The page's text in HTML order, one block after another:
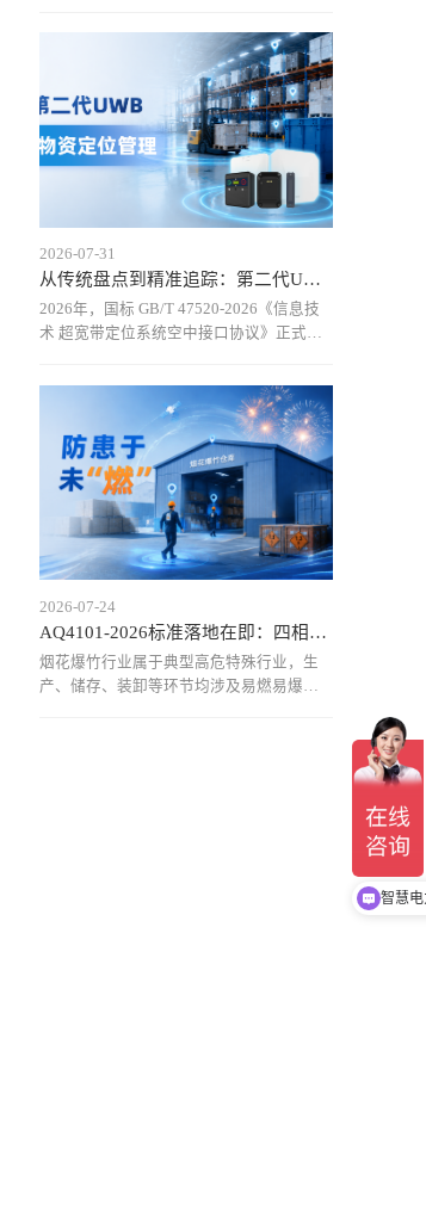
其是在汽车制造、航空制造、能源等复杂
工业场景中，传统定位方式难以满足高精
度、实时化管理需求，而
2026-07-31
从传统盘点到精准追踪：第二代UWB定位技术重新定义仓储物资货
2026年，国标 GB/T 47520-2026《信息技
术 超宽带定位系统空中接口协议》正式实
物资定位方案，通过统一通信规范和设备
接口，实现厘米级定位、实时动态追
2026-07-24
AQ4101-2026标准落地在即：四相科技烟花爆竹仓库定位
烟花爆竹行业属于典型高危特殊行业，生
产、储存、装卸等环节均涉及易燃易爆物
煤矿
智慧